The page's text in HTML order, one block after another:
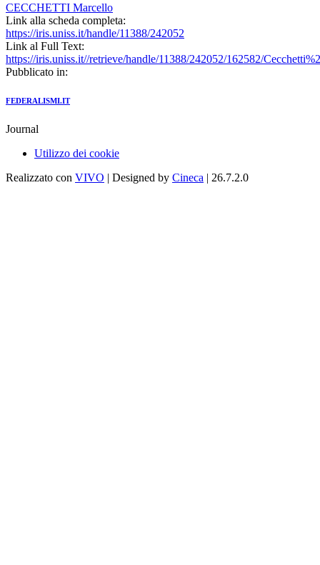
CECCHETTI Marcello
Link alla scheda completa:
https://iris.uniss.it/handle/11388/242052
Link al Full Text:
https://iris.uniss.it//retrieve/handle/11388/242052/162582/
Pubblicato in:
FEDERALISMI.IT
Journal
Utilizzo dei cookie
Realizzato con VIVO | Designed by Cineca | 26.7.2.0